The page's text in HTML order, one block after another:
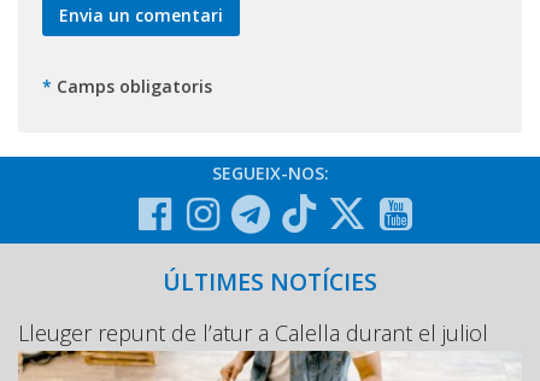
* Camps obligatoris
SEGUEIX-NOS:
ÚLTIMES NOTÍCIES
Lleuger repunt de l’atur a Calella durant el juliol